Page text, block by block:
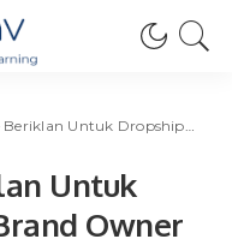
Untuk Dropshipper dan Brand Owner
Untuk
Owner